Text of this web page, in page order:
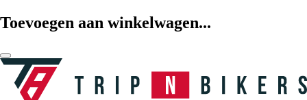
Toevoegen aan winkelwagen...